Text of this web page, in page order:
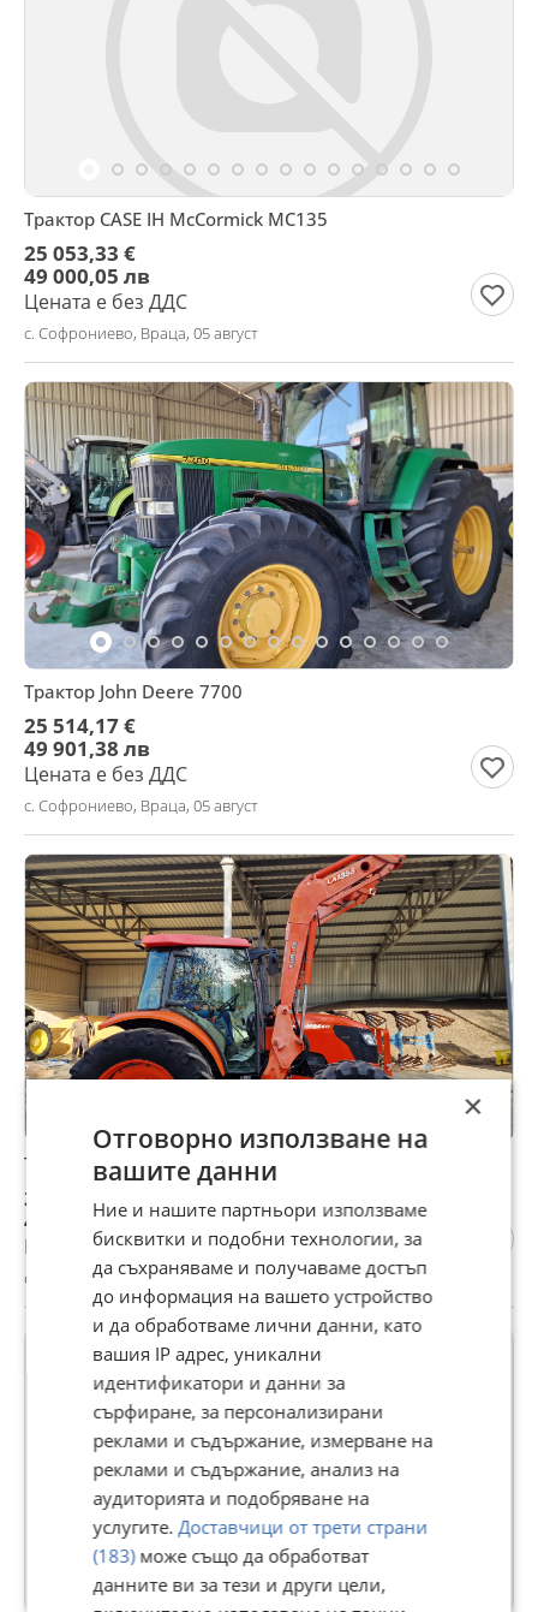
Трактор CASE IH McCormick MC135
25 053,33 €
49 000,05 лв
Цената е без ДДС
с. Софрониево, Враца, 05 август
Трактор John Deere 7700
25 514,17 €
49 901,38 лв
Цената е без ДДС
с. Софрониево, Враца, 05 август
Трактор Kubota М9540
25 053,33 €
49 000,05 лв
Цената е без ДДС
с. Софрониево, Враца, 05 август
×
Отговорно използване на
вашите данни
Ние и нашите партньори използваме
бисквитки и подобни технологии, за
да съхраняваме и получаваме достъп
до информация на вашето устройство
и да обработваме лични данни, като
вашия IP адрес, уникални
идентификатори и данни за
сърфиране, за персонализирани
реклами и съдържание, измерване на
реклами и съдържание, анализ на
аудиторията и подобряване на
услугите.Доставчици от трети страни
(183)може също да обработват
данните ви за тези и други цели,